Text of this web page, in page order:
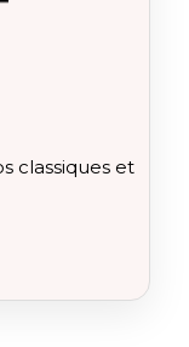
classiques et